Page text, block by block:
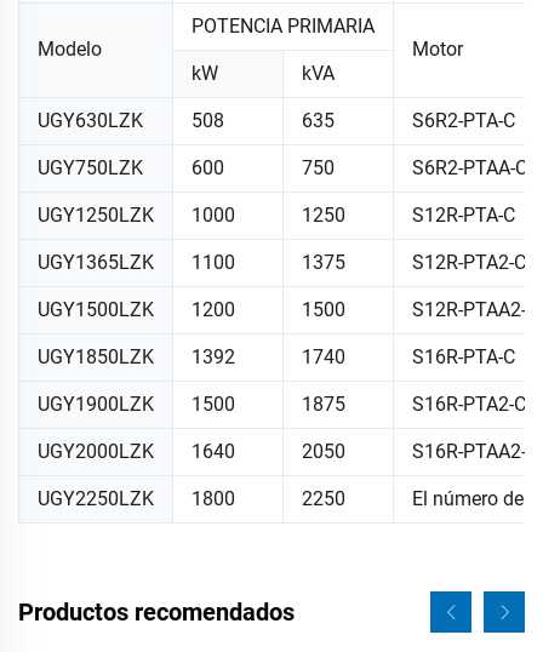
Modelo
POTENCIA PRIMARIA
Motor
kW
kVA
UGY630LZK 508 635 S6R2-PTA-C
UGY750LZK 600 750 S6R2-PTAA-C
UGY1250LZK 1000 1250 S12R-PTA-C
UGY1365LZK 1100 1375 S12R-PTA2-C
UGY1500LZK 1200 1500 S12R-PTAA2-C
UGY1850LZK 1392 1740 S16R-PTA-C
UGY1900LZK 1500 1875 S16R-PTA2-C
UGY2000LZK 1640 2050 S16R-PTAA2-C
UGY2250LZK 1800 2250 El número de
Productos recomendados